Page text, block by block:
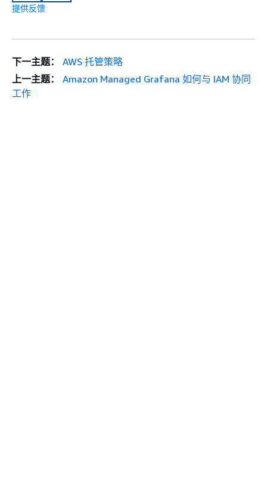
提供反馈
下一主题：
AWS 托管策略
上一主题：
Amazon Managed Grafana 如何与 IAM 协同
工作